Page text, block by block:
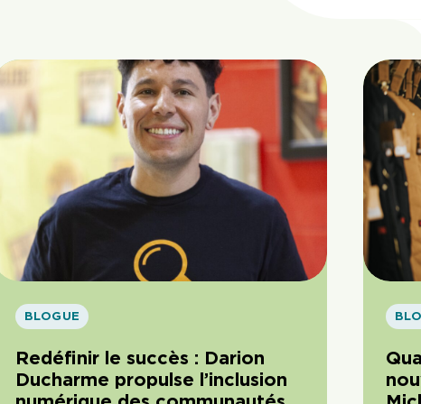
BLOGUE
Redéfinir le succès : Darion
Ducharme propulse l’inclusion